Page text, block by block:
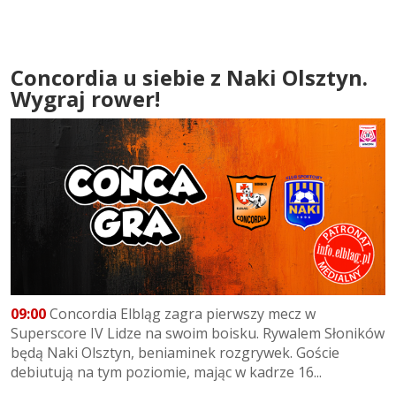
Concordia u siebie z Naki Olsztyn.
Wygraj rower!
09:00Concordia Elbląg zagra pierwszy mecz w
Superscore IV Lidze na swoim boisku. Rywalem Słoników
będą Naki Olsztyn, beniaminek rozgrywek. Goście
debiutują na tym poziomie, mając w kadrze 16...